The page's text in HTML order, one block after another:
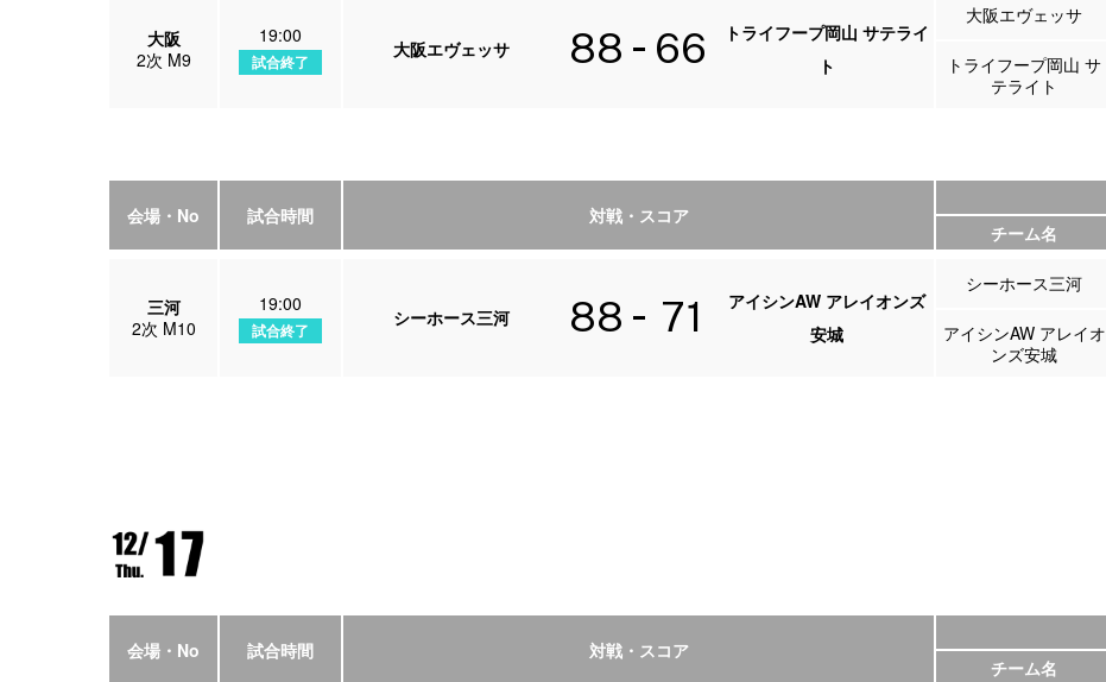
大阪
2次 M9
19:00
試合終了
大阪エヴェッサ 88 66
トライフープ岡山 サテライ
ト
大阪エヴェッサ
トライフープ岡山 サ
テライト
会場・No 試合時間 対戦・スコア
チーム名
三河
2次 M10
19:00
試合終了
シーホース三河 88 71
アイシンAW アレイオンズ
安城
シーホース三河
アイシンAW アレイオ
ンズ安城
会場・No 試合時間 対戦・スコア
チーム名